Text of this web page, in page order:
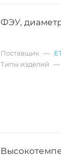
ФЭУ,
Поставщик —
Типы изделий —